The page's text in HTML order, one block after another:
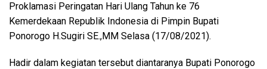
Proklamasi Peringatan Hari Ulang Tahun ke 76
Kemerdekaan Republik Indonesia di Pimpin Bupati
Ponorogo H.Sugiri SE.,MM Selasa (17/08/2021).
Hadir dalam kegiatan tersebut diantaranya Bupati Ponorogo